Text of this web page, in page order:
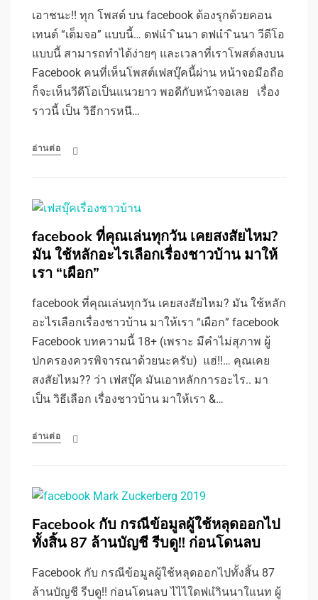
เอาชนะ!! ทุก โพสต์ บน facebook ต้องรุกด้วยคอน
เทนต์ “เต็มจอ” แบบนี้… ดฟแํา ินนา ดฟแํา ินนา วีดีโอ
แบบนี้ สามารถทำได้ง่ายๆ และเวลาที่เราโพสต์ลงบน
Facebook คนที่เห็นโพสต์เฟสบุ๊คนี้ผ่าน หน้าจอมือถือ
ก็จะเห็นวีดีโอเป็นแนวยาว พอดีกับหน้าจอเลย เรื่อง
ราวนี้ เป็น วิธีการหนึ…
อ่านต่อ
facebook ที่คุณเล่นทุกวัน เคยสงสัยไหม?
มัน ใช้หลักอะไรเลือกเรื่องชาวบ้าน มาให้
เรา “เผือก”
facebook ที่คุณเล่นทุกวัน เคยสงสัยไหม? มัน ใช้หลัก
อะไรเลือกเรื่องชาวบ้าน มาให้เรา “เผือก” facebook
Facebook บทความนี้ 18+ (เพราะ มีคำไม่สุภาพ ผู้
ปกครองควรพิจารณาด้วยนะครับ) แฮ่!!… คุณเคย
สงสัยไหม?? ว่า เฟสบุ๊ค มันเอาหลักการอะไร.. มา
เป็น วิธีเลือก เรื่องชาวบ้าน มาให้เรา &…
อ่านต่อ
Facebook กับ กรณีข้อมูลผู้ใช้หลุดออกไป
ทั้งสิ้น 87 ล้านบัญชี รีบดู!! ก่อนโดนลบ
Facebook กับ กรณีข้อมูลผู้ใช้หลุดออกไปทั้งสิ้น 87
ล้านบัญชี รีบดู!! ก่อนโดนลบ ไไไใดฟแำินนาใแนท ผู้